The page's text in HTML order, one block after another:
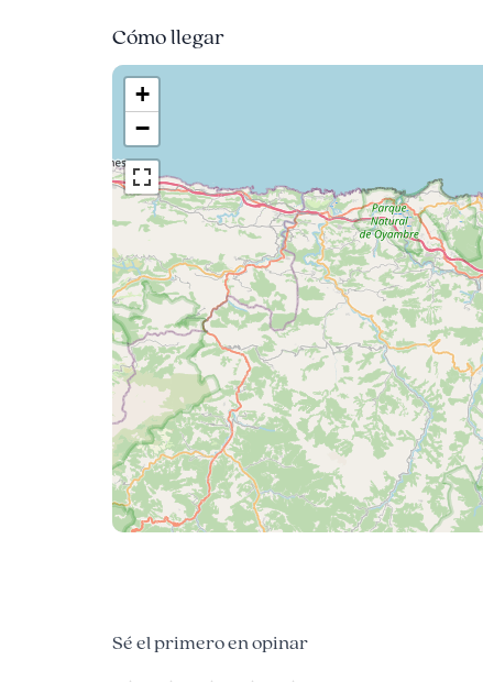
Cómo llegar
+
−
Sé el primero en opinar